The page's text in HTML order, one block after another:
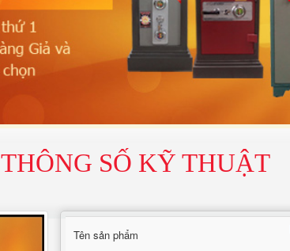
THÔNG SỐ KỸ THUẬT
Tên sản phẩm